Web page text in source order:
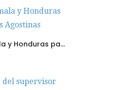
Salvadoreños eligen Guatemala y Honduras para viajar durante las Fiestas Agostinas